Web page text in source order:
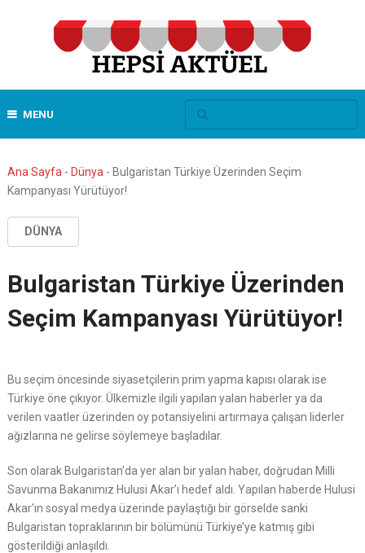
MENU
Ana Sayfa - Dünya - Bulgaristan Türkiye Üzerinden Seçim
Kampanyası Yürütüyor!
DÜNYA
Bulgaristan Türkiye Üzerinden
Seçim Kampanyası Yürütüyor!
Bu seçim öncesinde siyasetçilerin prim yapma kapısı olarak ise
Türkiye öne çıkıyor. Ülkemizle ilgili yapılan yalan haberler ya da
verilen vaatler üzerinden oy potansiyelini artırmaya çalışan liderler
ağızlarına ne gelirse söylemeye başladılar.
Son olarak Bulgaristan’da yer alan bir yalan haber, doğrudan Milli
Savunma Bakanımız Hulusi Akar’ı hedef aldı. Yapılan haberde Hulusi
Akar’ın sosyal medya üzerinde paylaştığı bir görselde sanki
Bulgaristan topraklarının bir bölümünü Türkiye’ye katmış gibi
gösterildiği anlaşıldı.